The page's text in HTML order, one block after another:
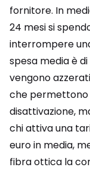
fornitore. In
24 mesi si
interrompere
spesa media è
vengono
che permettono
disattivazione,
chi attiva una
euro in media,
fibra ottica la